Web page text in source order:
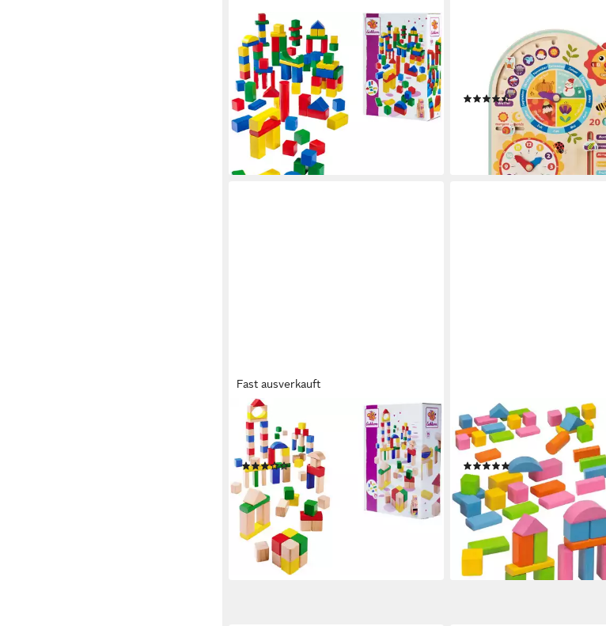
EICHHORN
100 Bunte Holzbausteine
Spielbausteine, Made in Germany
18,99 €
lieferbar - in 2-3 Werktagen bei dir
Puzzle Kalenderuhr
Kinder-Spielzeug Holz-
Lern-Spielzeug, Puzzleteile
(3)
24,99 €
lieferbar - in 4-5 Werktagen bei
Fast ausverkauft
EICHHORN
Holzbausteine Bunt/Natur
Spielbauklötze, Made in Germany
(1)
ab 11,66 € UVP12,99 €
-10%
lieferbar - in 2-3 Werktagen bei dir
EICHHORN
Bunte Holzbausteine
Made in Germany
(2)
ab 13,97 € UVP16,99 €
-18%
lieferbar - in 1-2 Werktagen bei